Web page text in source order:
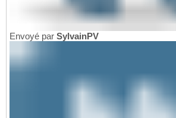
Envoyé par SylvainPV